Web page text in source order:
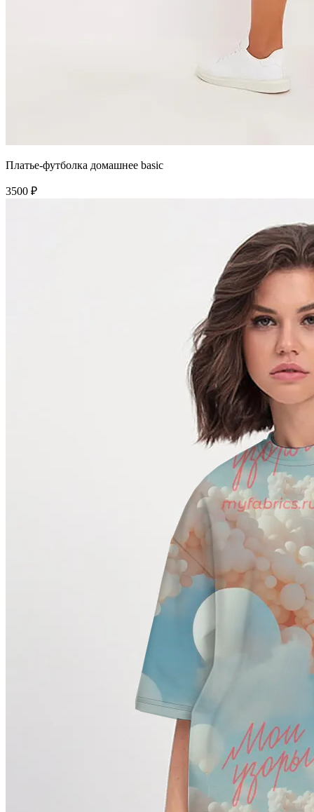
Платье-футболка домашнее basic
3500 ₽